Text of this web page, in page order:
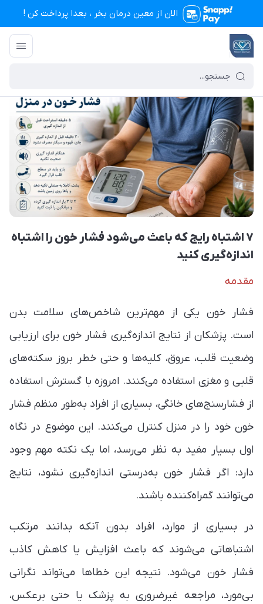
الان از معین درمان بخر ، بعدا پرداخت کن !
تجهیزات پزشکی معین درمان
۷ اشتباه رایج که باعث می‌شود فشار خون را اشتباه
اندازه‌گیری کنید
مقدمه
فشار خون یکی از مهم‌ترین شاخص‌های سلامت بدن
است. پزشکان از نتایج اندازه‌گیری فشار خون برای ارزیابی
وضعیت قلب، عروق، کلیه‌ها و حتی خطر بروز سکته‌های
قلبی و مغزی استفاده می‌کنند. امروزه با گسترش استفاده
از فشارسنج‌های خانگی، بسیاری از افراد به‌طور منظم فشار
خون خود را در منزل کنترل می‌کنند. این موضوع در نگاه
اول بسیار مفید به نظر می‌رسد، اما یک نکته مهم وجود
دارد: اگر فشار خون به‌درستی اندازه‌گیری نشود، نتایج
می‌توانند گمراه‌کننده باشند.
در بسیاری از موارد، افراد بدون آنکه بدانند مرتکب
اشتباهاتی می‌شوند که باعث افزایش یا کاهش کاذب
فشار خون می‌شود. نتیجه این خطاها می‌تواند نگرانی
بی‌مورد، مراجعه غیرضروری به پزشک یا حتی برعکس،